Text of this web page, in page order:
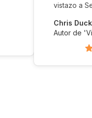
vistazo a
Chris
Autor de